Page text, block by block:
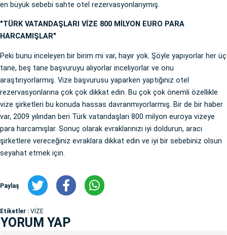
en büyük sebebi sahte otel rezervasyonlarıymış.
"TÜRK VATANDAŞLARI VİZE 800 MİLYON EURO PARA
HARCAMIŞLAR"
Peki bunu inceleyen bir birim mi var, hayır yok. Şöyle yapıyorlar her üç
tane, beş tane başvuruyu alıyorlar inceliyorlar ve onu
araştırıyorlarmış. Vize başvurusu yaparken yaptığınız otel
rezervasyonlarına çok çok dikkat edin. Bu çok çok önemli özellikle
vize şirketleri bu konuda hassas davranmıyorlarmış. Bir de bir haber
var, 2009 yılından beri Türk vatandaşları 800 milyon euroya vizeye
para harcamışlar. Sonuç olarak evraklarınızı iyi doldurun, aracı
şirketlere vereceğiniz evraklara dikkat edin ve iyi bir sebebiniz olsun
seyahat etmek için.
Paylaş
Etiketler : VİZE
YORUM YAP